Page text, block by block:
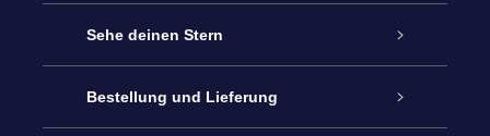
Kontakt
Blog
Sterne schenken
OSR-Geschenkpaket
Sehe deinen Stern
Sternregister
Bestellung und Lieferung